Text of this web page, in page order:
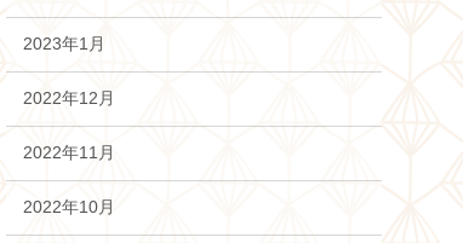
2023年1月
2022年12月
2022年11月
2022年10月